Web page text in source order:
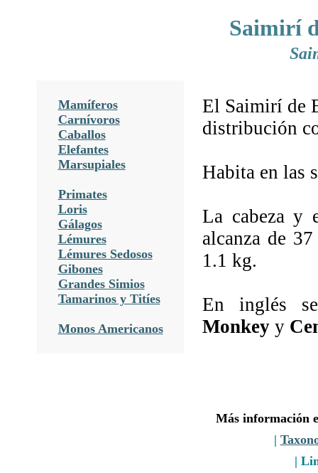
Saimirí
Mamíferos
Carnívoros
Caballos
Elefantes
Marsupiales
Primates
Loris
Gálagos
Lémures
Lémures Sedosos
Gibones
Grandes Simios
Tamarinos y Titíes
Monos Americanos
El Saimirí de
distribución
Habita en las
La cabeza y
alcanza de
1.1 kg.
En inglés
Monkey y
Más información
|
|